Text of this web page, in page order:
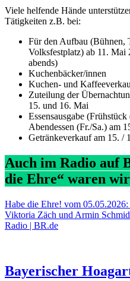
Viele helfende Hände
Tätigkeiten z.B. bei:
Für den Aufbau (Bühnen,
Volksfestplatz) ab 11.
abends)
Kuchenbäcker/innen
Kuchen- und
Zuteilung der
15. und 16. Mai
Essensausgabe
Abendessen (Fr./Sa.) am
Getränkeverkauf am 15. /
Auch im Radio auf
die Ehre“ waren w
Habe die Ehre! vom
Viktoria Zäch und Armin
Radio | BR.de
Bayerischer